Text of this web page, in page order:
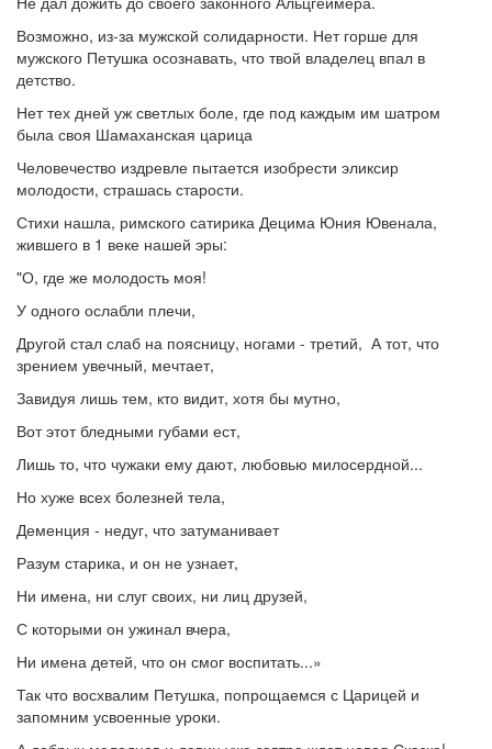
Возможно, из-за мужской солидарности. Нет горше для
мужского Петушка осознавать, что твой владелец впал в
детство.
Нет тех дней уж светлых боле, где под каждым им шатром
была своя Шамаханская царица
Человечество издревле пытается изобрести эликсир
молодости, страшась старости.
Стихи нашла, римского сатирика Децима Юния Ювенала,
жившего в 1 веке нашей эры:
"О, где же молодость моя!
У одного ослабли плечи,
Другой стал слаб на поясницу, ногами - третий, А тот, что
зрением увечный, мечтает,
Завидуя лишь тем, кто видит, хотя бы мутно,
Вот этот бледными губами ест,
Лишь то, что чужаки ему дают, любовью милосердной...
Но хуже всех болезней тела,
Деменция - недуг, что затуманивает
Разум старика, и он не узнает,
Ни имена, ни слуг своих, ни лиц друзей,
С которыми он ужинал вчера,
Ни имена детей, что он смог воспитать...»
Так что восхвалим Петушка, попрощаемся с Царицей и
запомним усвоенные уроки.